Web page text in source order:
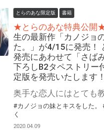
とらのあな限定版 書籍
★とらのあな特典公開
生の最新作「カノジョ
た。」が4/15に発売！
発売にあわせて「さば
下ろしB2タペストリー
定版を発売いたします！
#カノジョの妹とキスをした。
く
2020.04.09